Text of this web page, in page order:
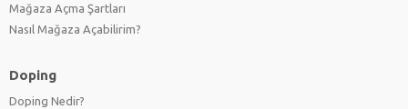
Mağaza Açma Şartları
Nasıl Mağaza Açabilirim?
Doping
Doping Nedir?